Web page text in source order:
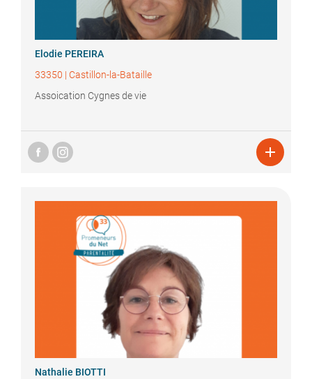
Elodie PEREIRA
33350 | Castillon-la-Bataille
Assoication Cygnes de vie

Nathalie BIOTTI